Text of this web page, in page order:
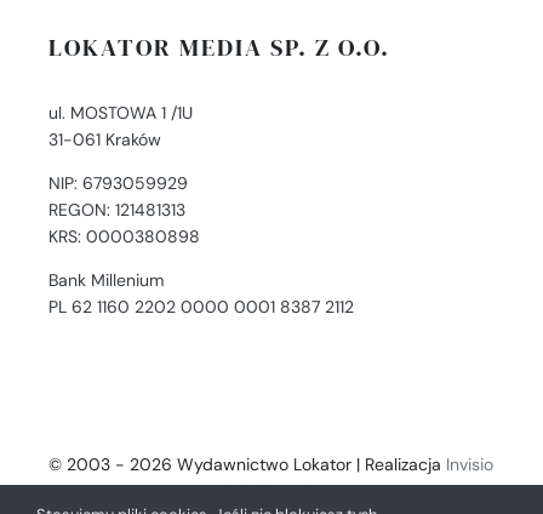
LOKATOR MEDIA SP. Z O.O.
ul. MOSTOWA 1 /1U
31-061 Kraków
NIP: 6793059929
REGON: 121481313
KRS: 0000380898
Bank Millenium
PL 62 1160 2202 0000 0001 8387 2112
© 2003 - 2026 Wydawnictwo Lokator | Realizacja Invisio
- Digital Solutions